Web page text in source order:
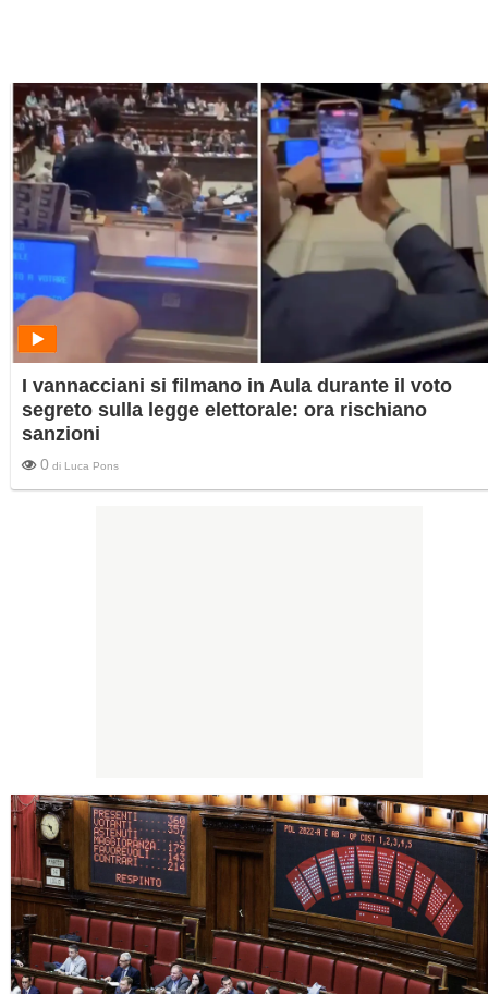
I vannacciani si filmano in Aula durante il voto
segreto sulla legge elettorale: ora rischiano
sanzioni
0 di Luca Pons